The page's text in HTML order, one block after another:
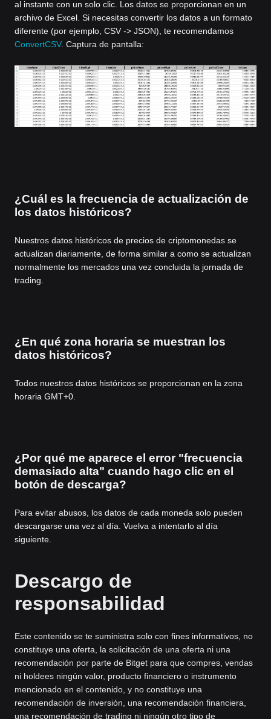
al instante con un solo clic. Los datos se proporcionan en un
archivo de Excel. Si necesitas convertir los datos a un formato
diferente (por ejemplo, CSV -> JSON), te recomendamos
ConvertCSV. Captura de pantalla:
¿Cuál es la frecuencia de actualización de
los datos históricos?
Nuestros datos históricos de precios de criptomonedas se
actualizan diariamente, de forma similar a como se actualizan
normalmente los mercados una vez concluida la jornada de
trading.
¿En qué zona horaria se muestran los
datos históricos?
Todos nuestros datos históricos se proporcionan en la zona
horaria GMT+0.
¿Por qué me aparece el error "frecuencia
demasiado alta" cuando hago clic en el
botón de descarga?
Para evitar abusos, los datos de cada moneda solo pueden
descargarse una vez al día. Vuelva a intentarlo al día
siguiente.
Descargo de
responsabilidad
Este contenido se te suministra solo con fines informativos, no
constituye una oferta, la solicitación de una oferta ni una
recomendación por parte de Bitget para que compres, vendas
ni holdees ningún valor, producto financiero o instrumento
mencionado en el contenido, y no constituye una
recomendación de inversión, una recomendación financiera,
una recomendación de trading ni ningún otro tipo de